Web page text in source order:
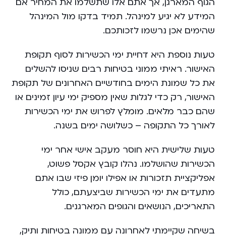
המידע לא יגיע למינהל. תמיד בדקו מול המינהל
שהימים אכן נרשמו לזכותכם.
טעות נוספת היא דחיית ימי הכשירות לסוף תקופת
האישור. ראיתי ממוני בטיחות רבים שניסו להשלים
את כל שמונת הימים בחודשיים האחרונים של תקופת
האישור, רק כדי לגלות שאין מספיק ימי עיון זמינים או
שהם כבר מלאים. מומלץ לפרוש את ימי הכשירות
לאורך כל התקופה – כשלושה ימים בשנה.
טעות שלישית היא חוסר מעקב אישי אחר ימי
הכשירות שהושלמו. נהלו קובץ אקסל פשוט,
אפליקציית תזכורות או אפילו יומן פיזי שבו אתם
מתעדים את ימי הכשירות שביצעתם, כולל
התאריכים, הנושאים והגופים המארגנים.
בשיחה שקיימתי לאחרונה עם ממונה בטיחות ותיק,